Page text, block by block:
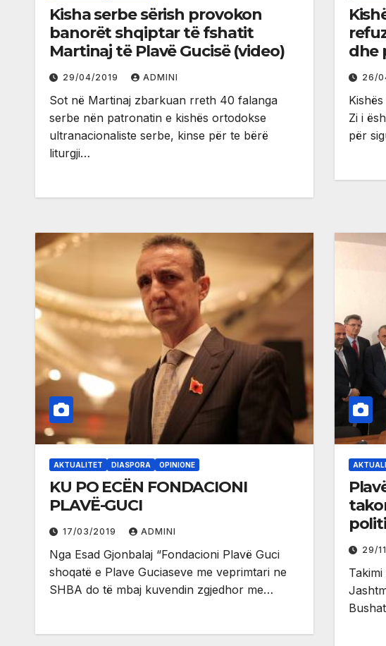
Kisha serbe sërish provokon
banorët shqiptar të fshatit
Martinaj të Plavë Gucisë (video)
29/04/2019 ADMINI
Sot në Martinaj zbarkuan rreth 40 falanga
serbe nën patronatin e kishës ortodokse
ultranacionaliste serbe, kinse për te bërë
liturgji…
dhe
26/
Zi i
për
AKTUALITET DIASPORA OPINIONE
KU PO ECËN FONDACIONI
PLAVË-GUCI
17/03/2019 ADMINI
Nga Esad Gjonbalaj “Fondacioni Plavë Guci
shoqatë e Plave Guciaseve me veprimtari ne
SHBA do të mbaj kuvendin zgjedhor me…
29/